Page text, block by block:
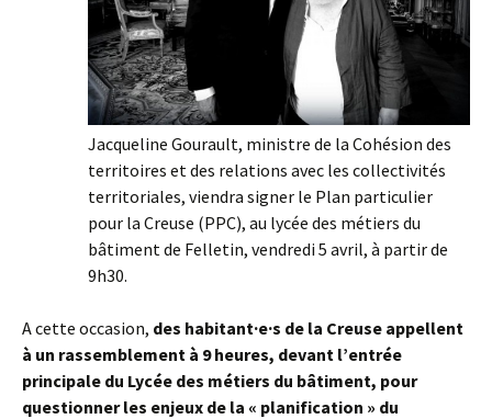
Jacqueline Gourault, ministre de la Cohésion des
territoires et des relations avec les collectivités
territoriales, viendra signer le Plan particulier
pour la Creuse (PPC), au lycée des métiers du
bâtiment de Felletin, vendredi 5 avril, à partir de
9h30.
A cette occasion, des habitant·e·s de la Creuse appellent
à un rassemblement à 9 heures, devant l’entrée
principale du Lycée des métiers du bâtiment, pour
questionner les enjeux de la « planification » du